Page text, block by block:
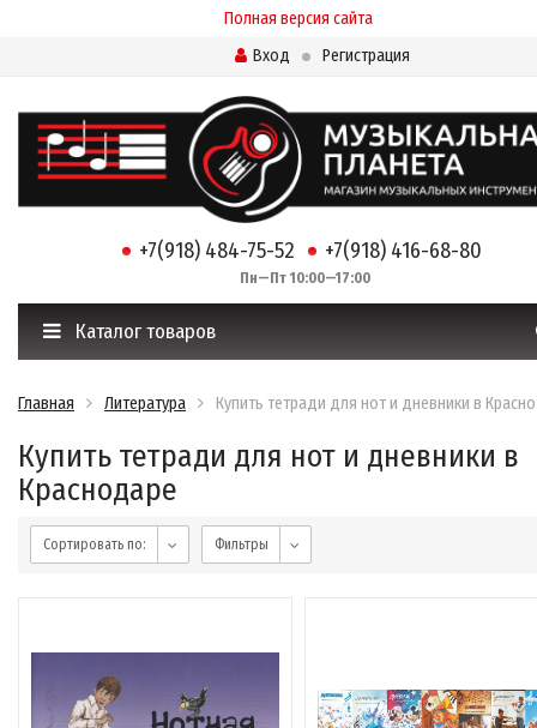
Полная версия сайта
Вход
Регистрация
+7(918) 484-75-52 +7(918) 416-68-80
Пн—Пт 10:00—17:00
Каталог товаров
Главная Литература Купить тетради для нот и дневники в
Купить тетради для нот и дневники в
Краснодаре
Сортировать по: Фильтры